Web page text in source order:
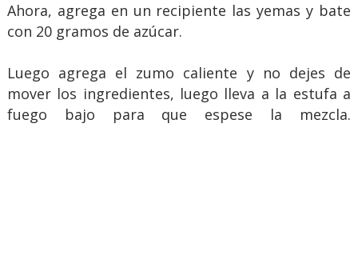
Ahora, agrega en un recipiente las yemas y bate
con 20 gramos de azúcar.
Luego agrega el zumo caliente y no dejes de
mover los ingredientes, luego lleva a la estufa a
fuego bajo para que espese la mezcla.